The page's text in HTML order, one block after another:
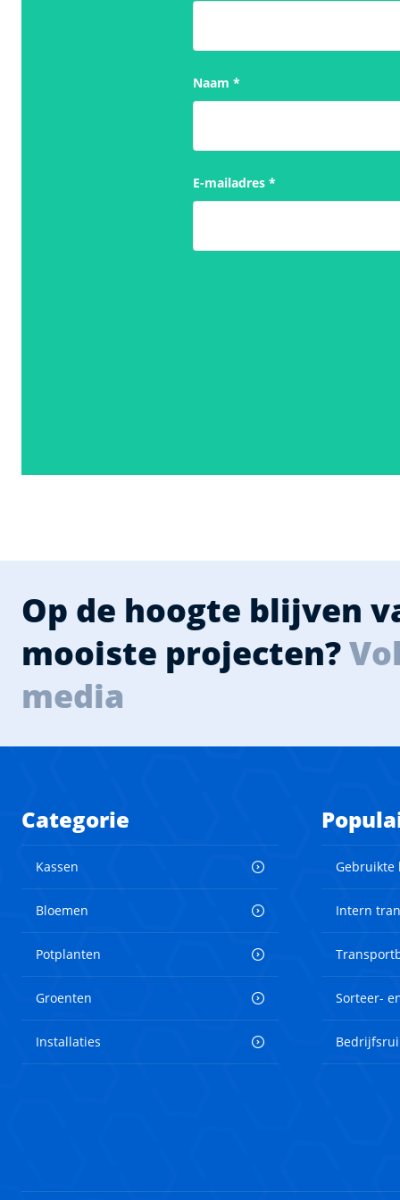
Naam *
E-mailadres *
Op de hoogte blijven
mooiste projecten?
media
Categorie
Kassen
Bloemen
Potplanten
Groenten
Installaties
Gebruikte
Intern
Sorteer-